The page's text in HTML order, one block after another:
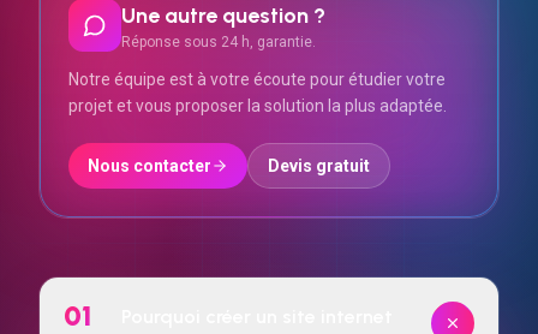
Une autre question ?
Réponse sous 24 h, garantie.
Notre équipe est à votre écoute pour étudier votre
projet et vous proposer la solution la plus adaptée.
Nous contacter Devis gratuit
01